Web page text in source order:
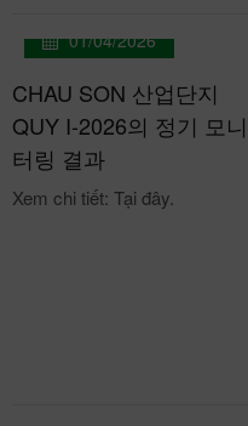
01/04/2026
CHAU SON 산업단지
QUY I-2026의 정기 모니
터링 결과
Xem chi tiết: Tại đây.